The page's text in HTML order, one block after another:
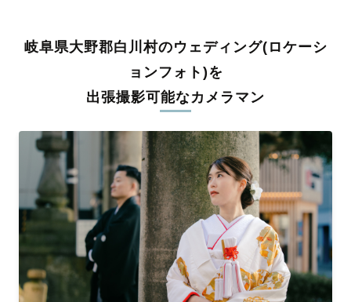
料金は全国どこでも一律。わかりやすく安心の価格設定です。オ
リジナルの研修と厳正な審査に合格し、撮影技術やホスピタリテ
ィを身につけたプロのカメラマンが全国47都道府県に在籍してい
ます。創業10年のノウハウを活かし、思い出に残る素敵な撮影体
丁寧なレタッチで思い出を美しく仕上げます
撮影後は、独自の編集技術で写真の明るさや色合いを丁寧に調
整。自然な雰囲気を残しつつも、おしゃれで洗練された仕上がり
に。きっと「こんな写真を撮ってほしかった！」と思える一枚に
出会えます。まずは、ラブグラフの撮影事例 をご覧ください。
岐阜県大野郡白川村のウェディング(ロケーシ
ョンフォト)を
出張撮影可能なカメラマン